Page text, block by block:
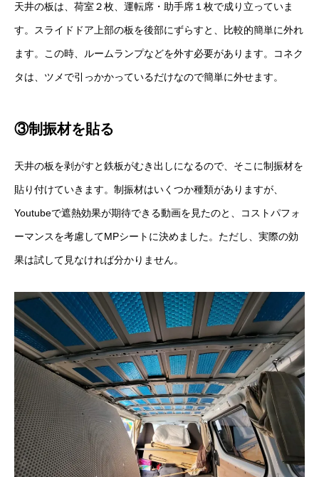
天井の板は、荷室２枚、運転席・助手席１枚で成り立っていま
す。スライドドア上部の板を後部にずらすと、比較的簡単に外れ
ます。この時、ルームランプなどを外す必要があります。コネク
タは、ツメで引っかかっているだけなので簡単に外せます。
③制振材を貼る
天井の板を剥がすと鉄板がむき出しになるので、そこに制振材を
貼り付けていきます。制振材はいくつか種類がありますが、
Youtubeで遮熱効果が期待できる動画を見たのと、コストパフォ
ーマンスを考慮してMPシートに決めました。ただし、実際の効
果は試して見なければ分かりません。